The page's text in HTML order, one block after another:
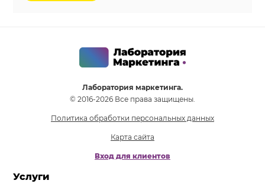
Лаборатория маркетинга.
© 2016-2026 Все права защищены.
Политика обработки персональных данных
Карта сайта
Вход для клиентов
Услуги